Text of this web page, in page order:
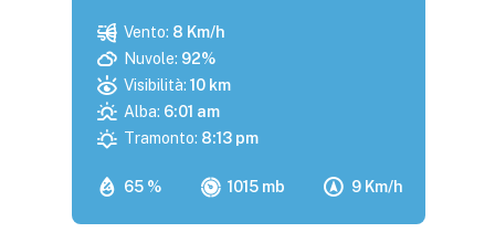
65 % 1015 mb 9 Km/h
Vento: 8 Km/h
Nuvole: 92%
Visibilità: 10 km
Alba: 6:01 am
Tramonto: 8:13 pm